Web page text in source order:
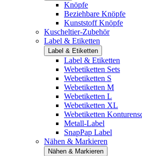
Knöpfe
Beziehbare Knöpfe
Kunststoff Knöpfe
Kuscheltier-Zubehör
Label & Etiketten
Label & Etiketten
Label & Etiketten
Webetiketten Sets
Webetiketten S
Webetiketten M
Webetiketten L
Webetiketten XL
Webetiketten
Metall-Label
SnapPap Label
Nähen & Markieren
Nähen & Markieren